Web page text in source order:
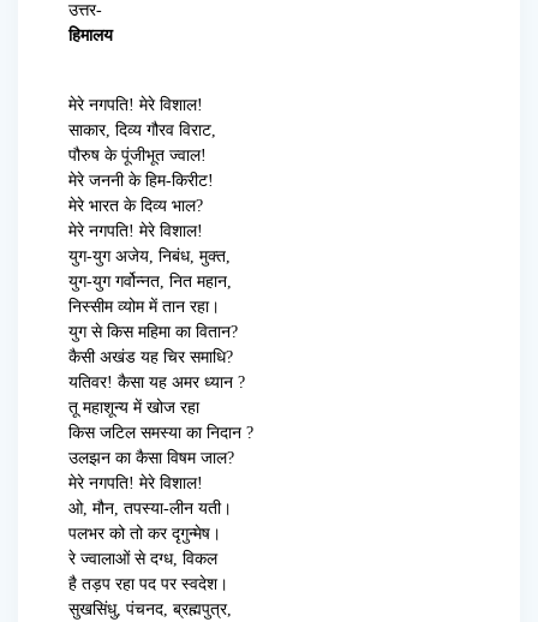
उत्तर-
हिमालय
मेरे नगपति! मेरे विशाल!
साकार, दिव्य गौरव विराट,
पौरुष के पूंजीभूत ज्वाल!
मेरे जननी के हिम-किरीट!
मेरे भारत के दिव्य भाल?
मेरे नगपति! मेरे विशाल!
युग-युग अजेय, निबंध, मुक्त,
युग-युग गर्वोन्नत, नित महान,
निस्सीम व्योम में तान रहा।
युग से किस महिमा का वितान?
कैसी अखंड यह चिर समाधि?
यतिवर! कैसा यह अमर ध्यान ?
तू महाशून्य में खोज रहा
किस जटिल समस्या का निदान ?
उलझन का कैसा विषम जाल?
मेरे नगपति! मेरे विशाल!
ओ, मौन, तपस्या-लीन यती।
पलभर को तो कर दृगुन्मेष।
रे ज्वालाओं से दग्ध, विकल
है तड़प रहा पद पर स्वदेश।
सुखसिंधु, पंचनद, ब्रह्मपुत्र,